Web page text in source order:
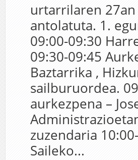
urtarrilaren 27an
antolatuta. 1.
09:00-09:30
09:30-09:45
Baztarrika ,
sailburuordea.
aurkezpena –
zuzendaria
Saileko...